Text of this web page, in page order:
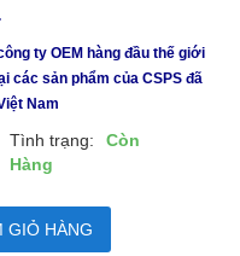
ty OEM hàng đầu thế giới
các sản phẩm của CSPS đã
Nam
Tình trạng:
Còn
Hàng